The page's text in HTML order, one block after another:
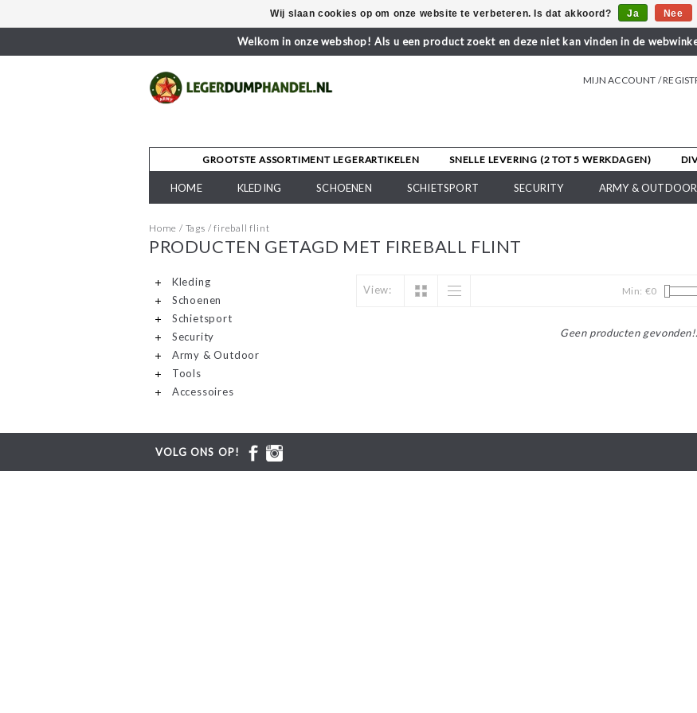
Welkom in onze webshop! Als u een product zoekt en deze niet kan vinden in de
MIJN ACCOUNT /
GROOTSTE ASSORTIMENT LEGERARTIKELEN SNELLE LEVERING (2 TOT 5 WERKDAGEN)
HOME KLEDING SCHOENEN SCHIETSPORT SECURITY ARMY & OUTDOOR
Home / Tags /fireball flint
PRODUCTEN GETAGD MET FIREBALL FLINT
Kleding
Schoenen
Schietsport
Security
Army & Outdoor
Tools
Accessoires
View: Min: €0
Geen producten
VOLG ONS OP!
Wij slaan cookies op om onze website te verbeteren. Is dat akkoord? Ja Nee